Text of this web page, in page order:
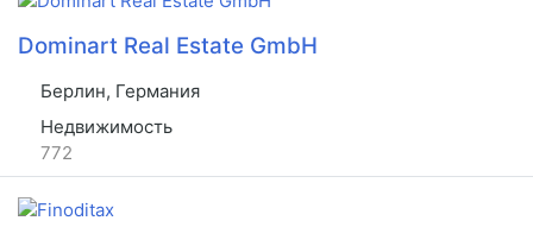
Dominart Real Estate GmbH
Берлин, Германия
Недвижимость
772